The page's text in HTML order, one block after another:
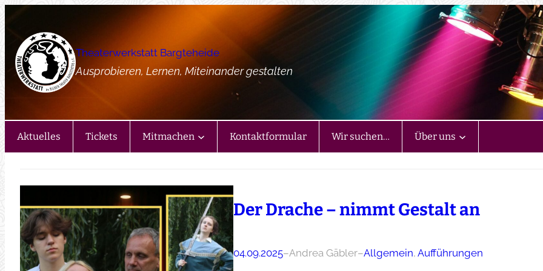
springen
Theaterwerkstatt Bargteheide
Ausprobieren, Lernen, Miteinander gestalten
Aktuelles Tickets Mitmachen Kontaktformular Wir suchen… Über uns
Der Drache – nimmt Gestalt an
04.09.2025–Andrea Gäbler–Allgemein, Aufführungen